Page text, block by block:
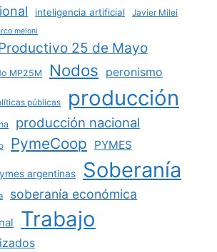
inteligencia artificial Javier Milei
meloni
25 de Mayo
MP25M Nodos peronismo
públicas producción
producción nacional
PymeCoop PYMES
argentinas Soberanía
soberanía económica
Trabajo